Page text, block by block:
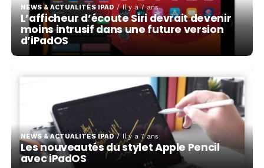
NEWS & ACTUALITÉS IPAD Il y a 7 ans
L’afficheur d’écoute Siri devrait devenir
moins intrusif dans une future version
d’iPadOS
NEWS & ACTUALITÉS IPAD Il y a 7 ans
Les nouveautés du stylet Apple Pencil
avec iPadOS